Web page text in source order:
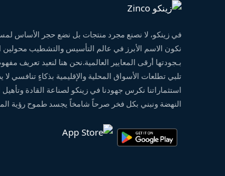
في زينكو، لا نصنع مجرد منتجات بل نضع حجر الأساس
نكون الاسم الأبرز في عالم التأسيس والتشطيب
بـجودتها أرقى المعايير العالمية.نحن هنا لنعيد تعريف
تلبي تطلعات الأسواق المحلية والإقليمية بذكاءٍ تنافسي
استثماراتنا نكرس جهودنا في زينكو لصناعة القادة
النهضة ونبني بكل فخر صرحاً شامخاً يجسد طموح رؤية المملكة